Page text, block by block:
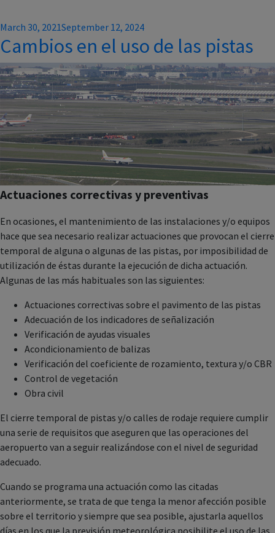
Posted
on
March 30, 2021September 12, 2024
Cambios en el uso de las pistas
Actuaciones correctivas y preventivas
En ocasiones, el mantenimiento de las instalaciones y/o equipos
hace que sea necesario realizar actuaciones que provocan el cierre
temporal de alguna o algunas de las pistas, por imposibilidad de
utilización de éstas durante la ejecución de dicha actuación.
Algunas de las más habituales son las siguientes:
Actuaciones correctivas sobre el pavimento de las pistas
Adecuación de los indicadores de señalización
Verificación de ayudas visuales
Acondicionamiento de balizas
Verificación del coeficiente de rozamiento, textura y/o CBR
Control de vegetación
Obra civil
El cierre temporal de pistas y/o calles de rodaje requiere cumplir
una serie de requisitos que aseguren que las operaciones del
aeropuerto van a seguir realizándose con el nivel de seguridad
adecuado.
Cuando se programa una actuación como las citadas
anteriormente, se trata de que tenga la menor afección posible
sobre el territorio y siempre que sea posible, ajustarla aquellos
días en los que la previsión meteorológica posibilite el uso de las